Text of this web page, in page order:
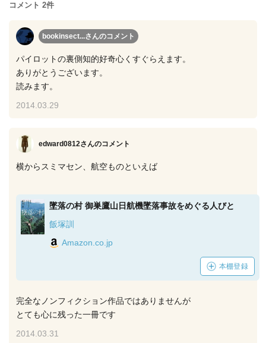
コメント 2件
bookinsect...さんのコメント
パイロットの裏側知的好奇心くすぐらえます。
ありがとうございます。
読みます。
2014.03.29
edward0812さんのコメント
横からスミマセン、航空ものといえば
墜落の村 御巣鷹山日航機墜落事故をめぐる人びと
飯塚訓
Amazon.co.jp
本棚登録
完全なノンフィクション作品ではありませんが
とても心に残った一冊です
2014.03.31